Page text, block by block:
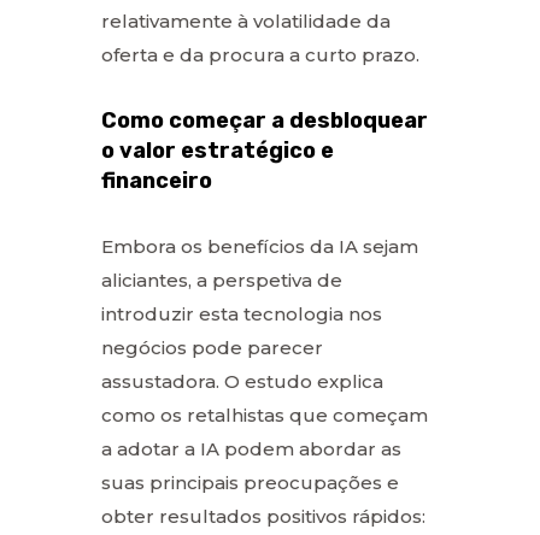
relativamente à volatilidade da
oferta e da procura a curto prazo.
Como começar a desbloquear
o valor estratégico e
financeiro
Embora os benefícios da IA sejam
aliciantes, a perspetiva de
introduzir esta tecnologia nos
negócios pode parecer
assustadora. O estudo explica
como os retalhistas que começam
a adotar a IA podem abordar as
suas principais preocupações e
obter resultados positivos rápidos: